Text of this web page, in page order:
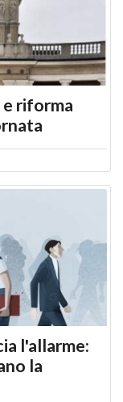
riforma
l'allarme:
la